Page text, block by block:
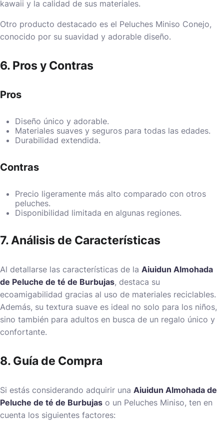
kawaii y la calidad de sus materiales.
Otro producto destacado es el Peluches Miniso Conejo,
conocido por su suavidad y adorable diseño.
6. Pros y Contras
Pros
Diseño único y adorable.
Materiales suaves y seguros para todas las edades.
Durabilidad extendida.
Contras
Precio ligeramente más alto comparado con otros
peluches.
Disponibilidad limitada en algunas regiones.
7. Análisis de Características
Al detallarse las características de la Aiuidun Almohada
de Peluche de té de Burbujas, destaca su
ecoamigabilidad gracias al uso de materiales reciclables.
Además, su textura suave es ideal no solo para los niños,
sino también para adultos en busca de un regalo único y
confortante.
8. Guía de Compra
Si estás considerando adquirir una Aiuidun Almohada de
Peluche de té de Burbujas o un Peluches Miniso, ten en
cuenta los siguientes factores: